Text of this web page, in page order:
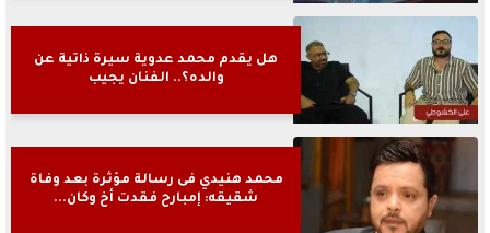
هل يقدم محمد عدوية سيرة ذاتية عن
والده؟.. الفنان يجيب
محمد هنيدي فى رسالة مؤثرة بعد وفاة
شقيقه: إمبارح فقدت أخ وكان...